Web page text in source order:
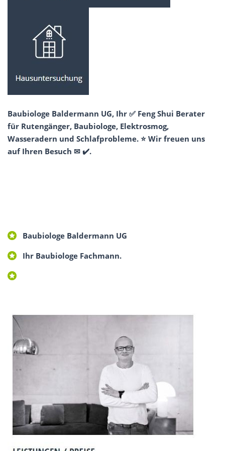
Baubiologe Baldermann UG, Ihr ✅ Feng Shui Berater
für Rutengänger, Baubiologe, Elektrosmog,
Wasseradern und Schlafprobleme. ⭐ Wir freuen uns
auf Ihren Besuch ✉ ✔️.
Baubiologe Baldermann UG
Ihr Baubiologe Fachmann.